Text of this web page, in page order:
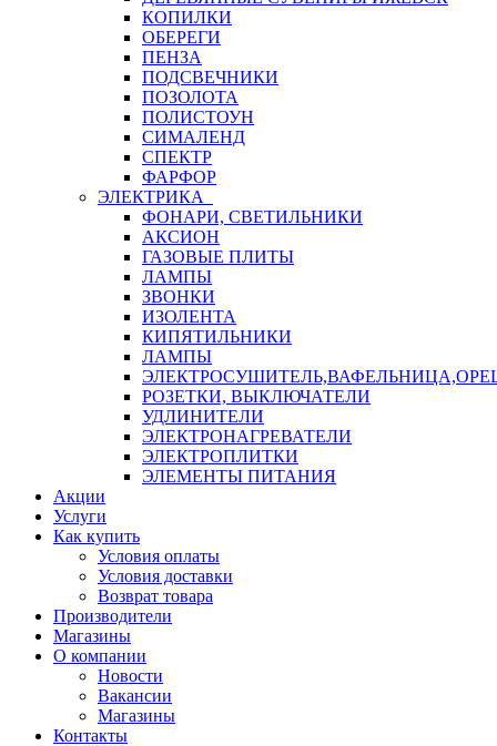
КОПИЛКИ
ОБЕРЕГИ
ПЕНЗА
ПОДСВЕЧНИКИ
ПОЗОЛОТА
ПОЛИСТОУН
СИМАЛЕНД
СПЕКТР
ФАРФОР
ЭЛЕКТРИКА
ФОНАРИ, СВЕТИЛЬНИКИ
АКСИОН
ГАЗОВЫЕ ПЛИТЫ
ЛАМПЫ
ЗВОНКИ
ИЗОЛЕНТА
КИПЯТИЛЬНИКИ
ЛАМПЫ
РОЗЕТКИ, ВЫКЛЮЧАТЕЛИ
УДЛИНИТЕЛИ
ЭЛЕКТРОНАГРЕВАТЕЛИ
ЭЛЕКТРОПЛИТКИ
ЭЛЕМЕНТЫ ПИТАНИЯ
Акции
Услуги
Как купить
Условия оплаты
Условия доставки
Возврат товара
Производители
Магазины
О компании
Новости
Вакансии
Магазины
Контакты